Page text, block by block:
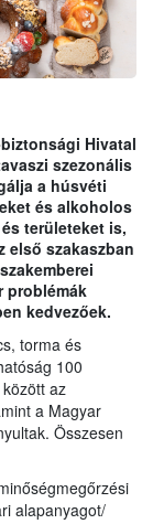
Hivatal
szezonális
a húsvéti
és alkoholos
területeket is,
első szakaszban
problémák
kedvezőek.
torma és
100
az
a Magyar
Összesen
alapanyagot/